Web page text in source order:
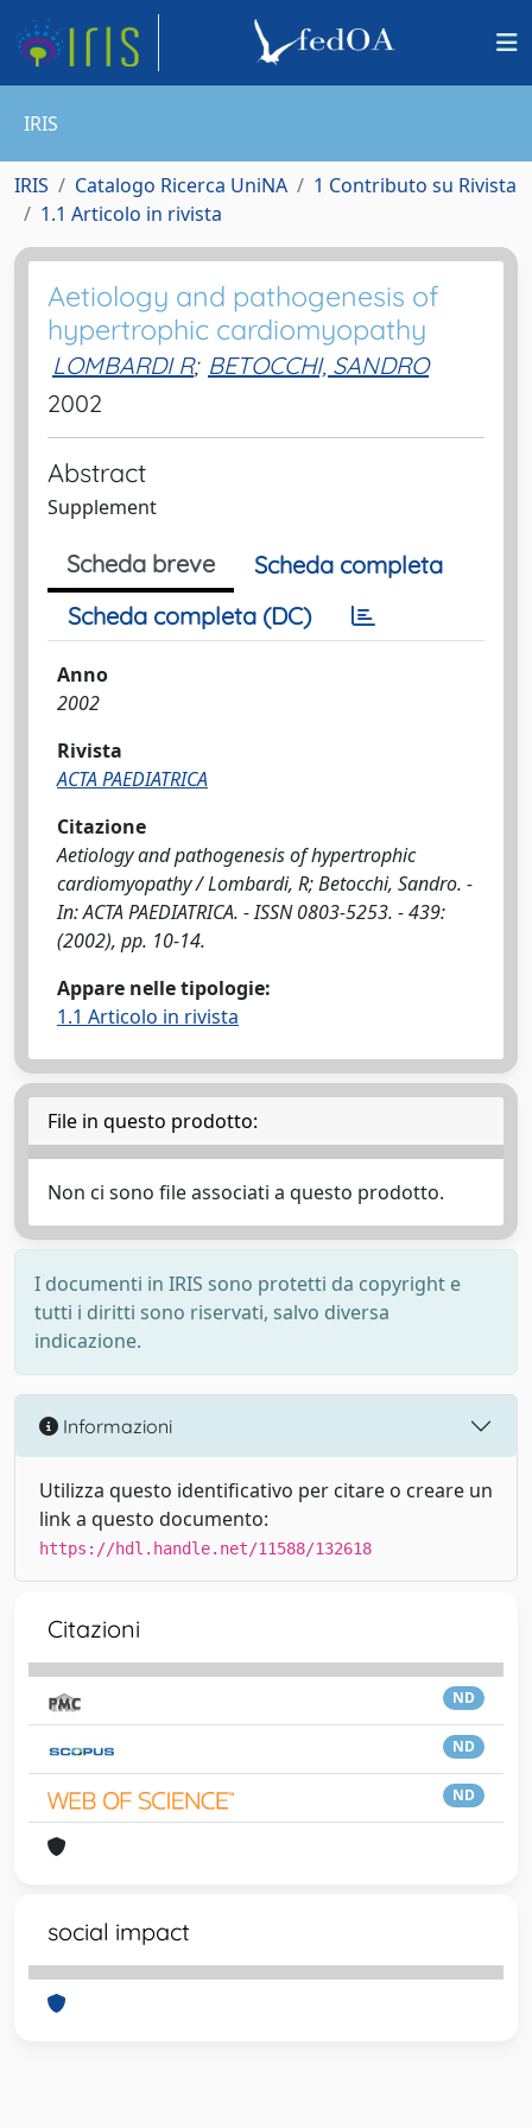
IRIS
IRIS Catalogo Ricerca UniNA
1 Contributo su Rivista
1.1 Articolo in rivista
Aetiology and pathogenesis of
hypertrophic cardiomyopathy
LOMBARDI R; BETOCCHI, SANDRO
2002
Abstract
Supplement
Scheda breve
Scheda completa
Scheda completa (DC)
Anno
2002
Rivista
ACTA PAEDIATRICA
Citazione
Aetiology and pathogenesis of hypertrophic
cardiomyopathy / Lombardi, R; Betocchi, Sandro. -
In: ACTA PAEDIATRICA. - ISSN 0803-5253. - 439:
(2002), pp. 10-14.
Appare nelle tipologie:
1.1 Articolo in rivista
File in questo prodotto:
Non ci sono file associati a questo prodotto.
I documenti in IRIS sono protetti da copyright e
tutti i diritti sono riservati, salvo diversa
indicazione.
Informazioni
Utilizza questo identificativo per citare o creare un
link a questo documento:
https://hdl.handle.net/11588/132618
Citazioni
ND
ND
ND
social impact